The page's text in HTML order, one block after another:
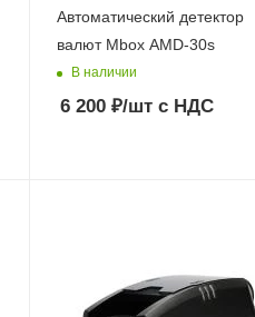
Автоматический детектор
валют Mbox AMD-30s
В наличии
6 200₽/штс НДС